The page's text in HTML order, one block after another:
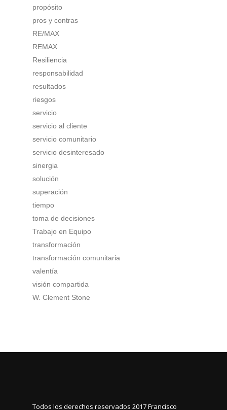
propósito
pros y contras
RE/MAX
REMAX
Resiliencia
responsabilidad
resultados
riesgos
servicio
servicio al cliente
servicio comunitario
servicio desinteresado
sinergia
solución
superación
tiempo
toma de decisiones
Trabajo en Equipo
transformación
transformación comunitaria
valentía
visión compartida
W. Clement Stone
Todos los derechos reservados 2017Francisco